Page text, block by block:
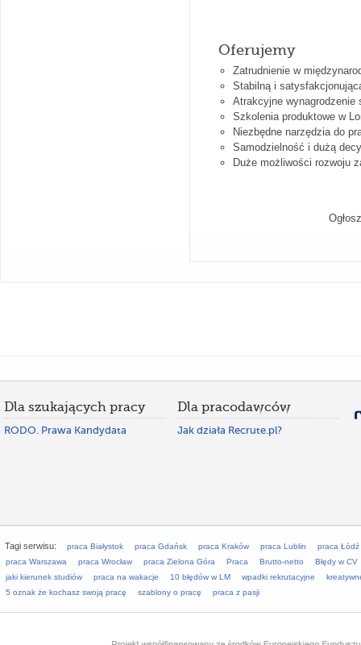
Oferujemy
Zatrudnienie w
Stabilną i
Atrakcyjne wynagrodzenie
Szkolenia produktowe w
Niezbędne narzędzia do
Samodzielność i dużą
Duże możliwości rozwoju
Dla szukających pracy
RODO. Prawa Kandydata
Dla pracodawców
Jak działa Recrute.pl?
Tagi serwisu: praca Białystok praca Gdańsk praca Kraków praca Lublin
praca Łódź
praca Warszawa
praca Wrocław praca Zielona Góra Praca Brutto-netto
Błędy w CV
jaki kierunek studiów
praca na wakacje 10 błędów w LM wpadki rekrutacyjne
5 oznak że kochasz swoją pracę
szablony o pracę praca z pasji